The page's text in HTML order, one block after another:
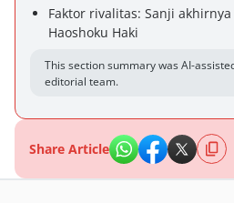
Faktor rivalitas: Sanji
Haoshoku Haki
This section summary was AI-
editorial team.
Share Article